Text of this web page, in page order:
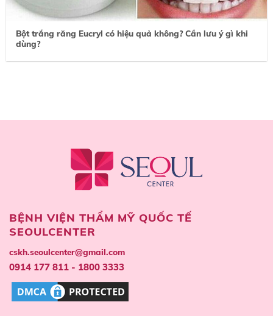
Bột trắng răng Eucryl có hiệu quả không? Cần lưu ý gì khi
dùng?
BỆNH VIỆN THẨM MỸ QUỐC TẾ
SEOULCENTER
cskh.seoulcenter@gmail.com
0914 177 811 - 1800 3333